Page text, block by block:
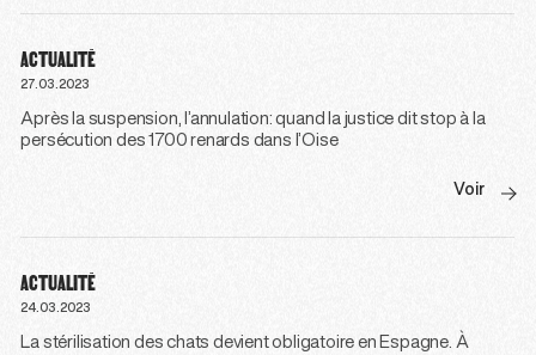
ACTUALITÉ
27.03.2023
Après la suspension, l’annulation: quand la justice dit stop à la
persécution des 1700 renards dans l’Oise
Voir
ACTUALITÉ
24.03.2023
La stérilisation des chats devient obligatoire en Espagne. À